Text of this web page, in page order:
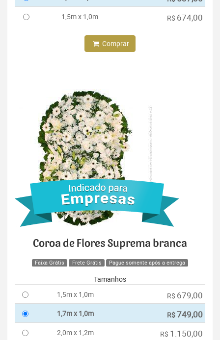
1,5m x 1,0m R$ 674,00
Comprar
Coroa de Flores Suprema branca
Faixa Grátis Frete Grátis Pague somente após a entrega
Tamanhos
1,5m x 1,0m
R$ 679,00
1,7m x 1,0m R$749,00
2,0m x 1,2m R$ 1.150,00